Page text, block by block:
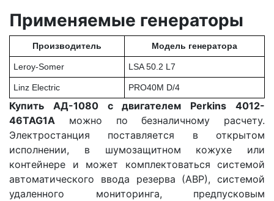
Применяемые генераторы
Производитель Модель генератора
Leroy-Somer LSA 50.2 L7
Linz Electric PRO40M D/4
Купить АД-1080 с двигателем Perkins 4012-
46TAG1A можно по безналичному расчету.
Электростанция поставляется в открытом
исполнении, в шумозащитном кожухе или
контейнере и может комплектоваться системой
автоматического ввода резерва (АВР), системой
удаленного мониторинга, предпусковым